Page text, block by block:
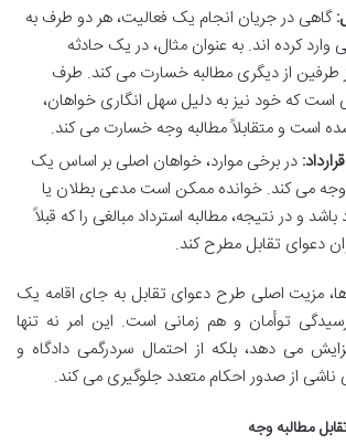
گاهی در جریان انجام یک فعالیت، هر دو طرف به
وارد کرده اند. به عنوان مثال، در یک حادثه
طرفین از دیگری مطالبه خسارت می کند. طرف
است که خود نیز به دلیل سهل انگاری خواهان،
است و متقابلاً مطالبه وجه خسارت می کند.
در برخی موارد، خواهان اصلی بر اساس یک
وجه می کند. خوانده ممکن است مدعی بطلان یا
و در نتیجه، مطالبه استرداد مبالغی را که قبلاً
دعوای تقابل مطرح کند.
مزیت اصلی طرح دعوای تقابل به جای اقامه یک
توأمان و هم زمانی است. این امر نه تنها
می دهد، بلکه از احتمال سردرگمی دادگاه و
از صدور احکام متعدد جلوگیری می کند.
مطالبه وجه